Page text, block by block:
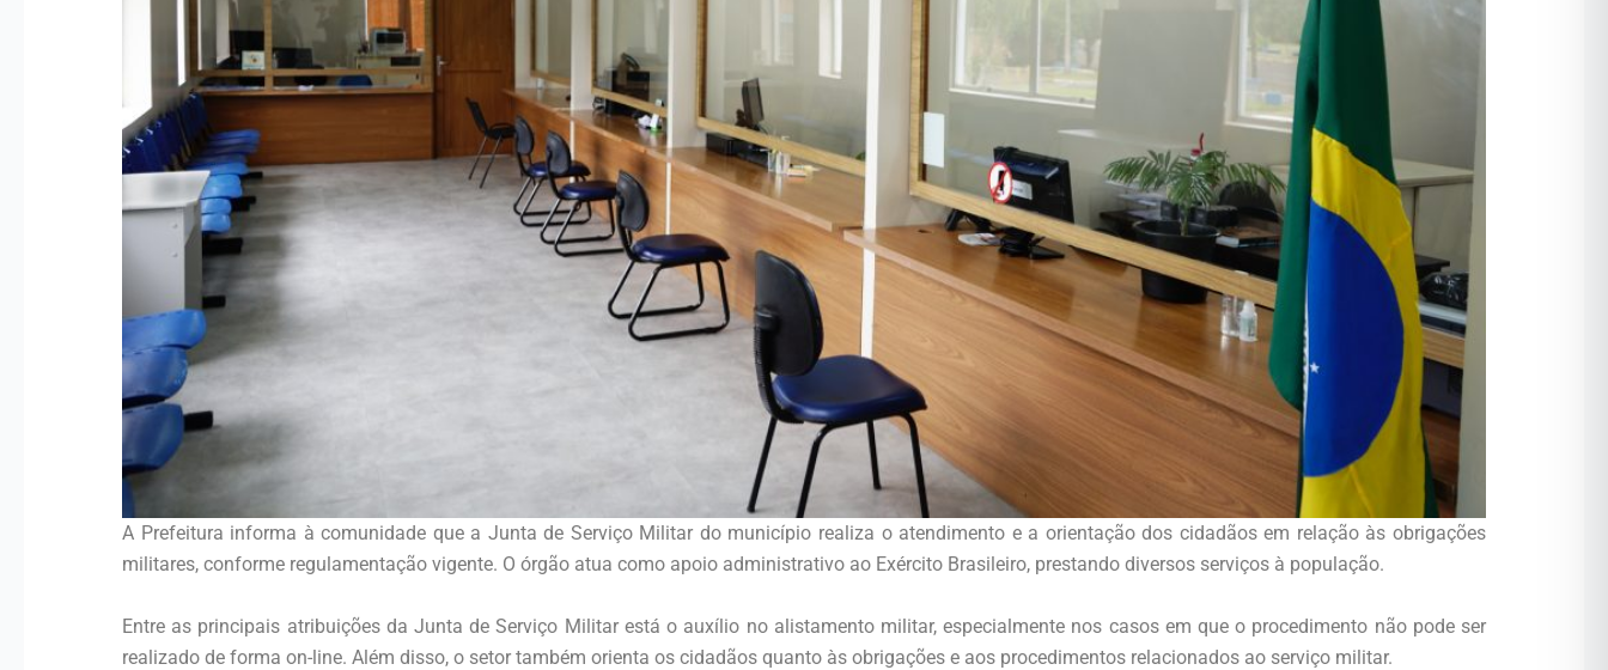
A Prefeitura informa à comunidade que a Junta de Serviço Militar do município realiza o atendimento e a orientação dos cidadãos em relação às obrigações
militares, conforme regulamentação vigente. O órgão atua como apoio administrativo ao Exército Brasileiro, prestando diversos serviços à população.
Entre as principais atribuições da Junta de Serviço Militar está o auxílio no alistamento militar, especialmente nos casos em que o procedimento não pode ser
realizado de forma on-line. Além disso, o setor também orienta os cidadãos quanto às obrigações e aos procedimentos relacionados ao serviço militar.